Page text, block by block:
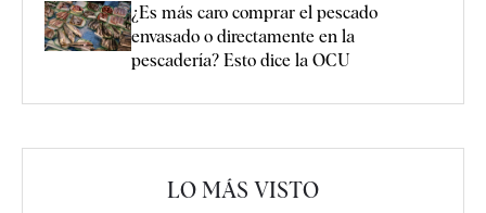
¿Es más caro comprar el pescado
envasado o directamente en la
pescadería? Esto dice la OCU
LO MÁS VISTO